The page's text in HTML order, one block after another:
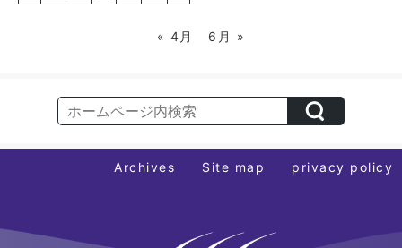
« 4月 6月 »
Archives Site map privacy policy